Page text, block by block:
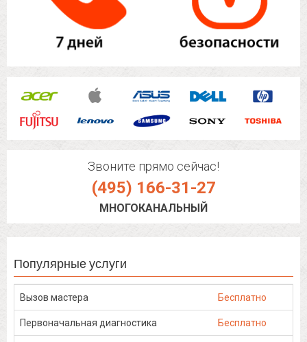
Звоните прямо сейчас!
(495) 166-31-27
МНОГОКАНАЛЬНЫЙ
Популярные услуги
Вызов мастера Бесплатно
Первоначальная диагностика Бесплатно